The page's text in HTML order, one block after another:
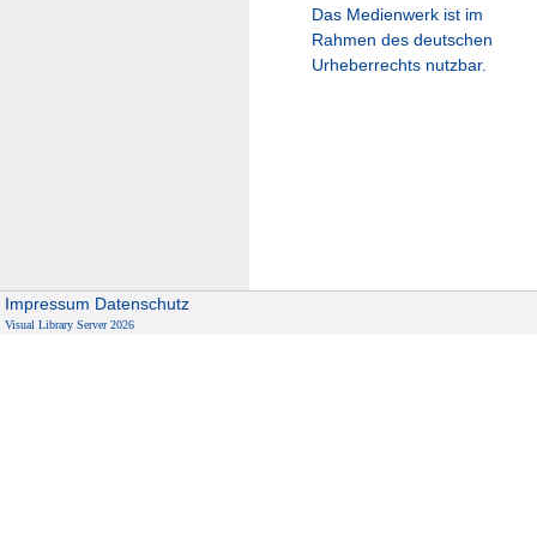
Das Medienwerk ist im
Rahmen des deutschen
Urheberrechts nutzbar.
Impressum Datenschutz
Visual Library Server 2026